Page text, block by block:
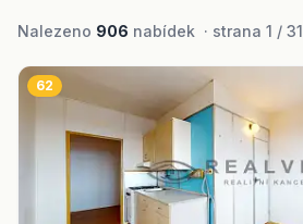
Nalezeno 906 nabídek · strana 1 / 31
62